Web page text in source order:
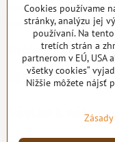
Nakupujte od
strediskom. KRB-TECH
Pridajte sa k
Facebook
Všetko k nákupu
Cookies používame
stránky, analýzu jej
používaní. Na
tretích strán a
partnerom v EÚ,
všetky cookies“
Nižšie môžete nájsť